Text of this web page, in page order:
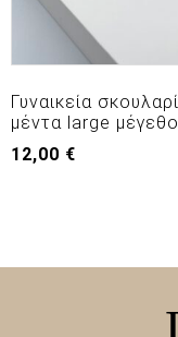
Γυναικεία
μέντα large
12,00 €